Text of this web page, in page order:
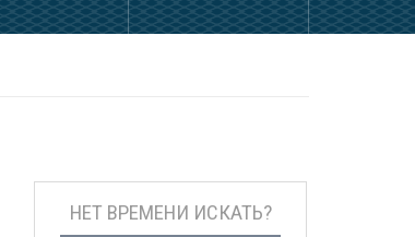
НЕТ ВРЕМЕНИ ИСКАТЬ?